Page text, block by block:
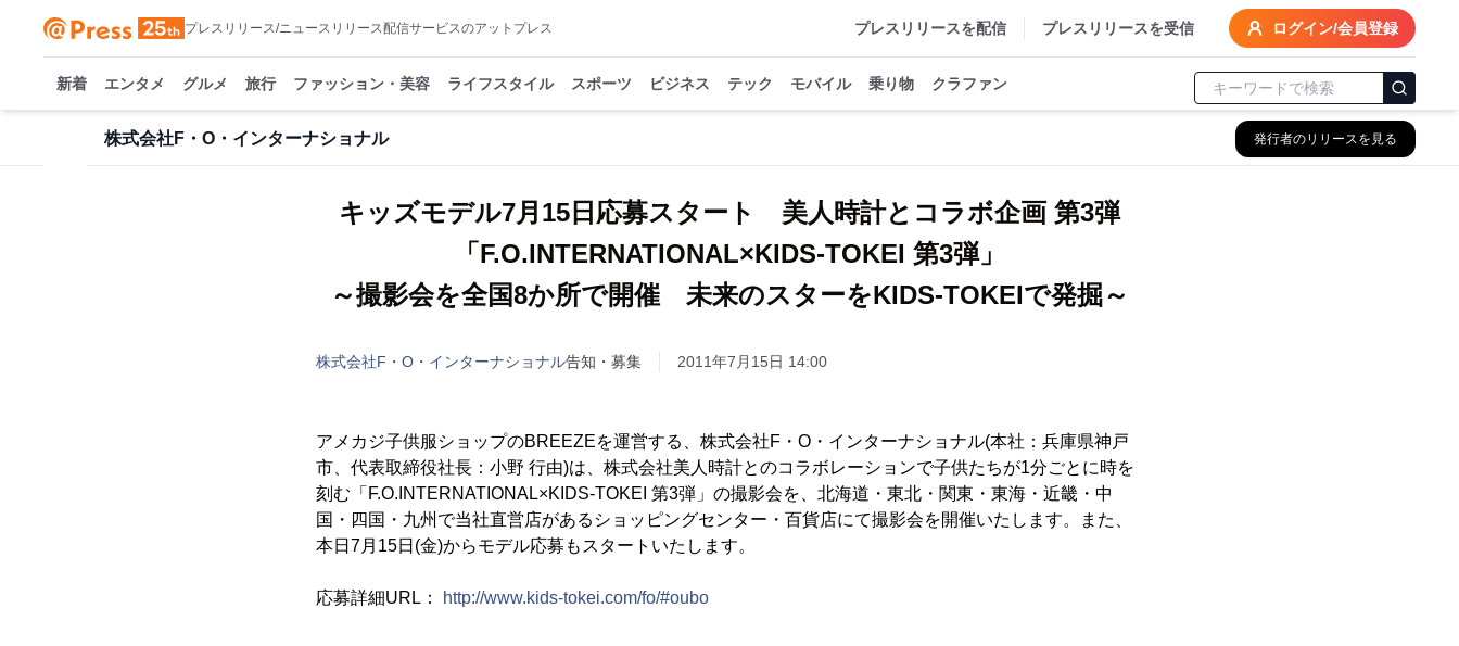
プレスリリース/ニュースリリース配信サービスのアットプレス プレスリリースを配信 プレスリリースを受信 ログイン/会員登録
新着 エンタメ グルメ 旅行 ファッション・美容 ライフスタイル スポーツ ビジネス テック モバイル 乗り物 クラファン
株式会社F・O・インターナショナル 発行者のリリースを見る
キッズモデル7月15日応募スタート 美人時計とコラボ企画 第3弾
「F.O.INTERNATIONAL×KIDS-TOKEI 第3弾」
～撮影会を全国8か所で開催 未来のスターをKIDS-TOKEIで発掘～
株式会社F・O・インターナショナル告知・募集 2011年7月15日 14:00
アメカジ子供服ショップのBREEZEを運営する、株式会社F・O・インターナショナル(本社：兵庫県神戸
市、代表取締役社長：小野 行由)は、株式会社美人時計とのコラボレーションで子供たちが1分ごとに時を
刻む「F.O.INTERNATIONAL×KIDS-TOKEI 第3弾」の撮影会を、北海道・東北・関東・東海・近畿・中
国・四国・九州で当社直営店があるショッピングセンター・百貨店にて撮影会を開催いたします。また、
本日7月15日(金)からモデル応募もスタートいたします。
応募詳細URL： http://www.kids-tokei.com/fo/#oubo